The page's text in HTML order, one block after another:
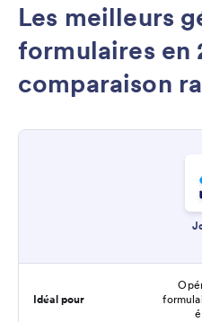
Les meilleurs
formulaires en
comparaison
Idéal pour